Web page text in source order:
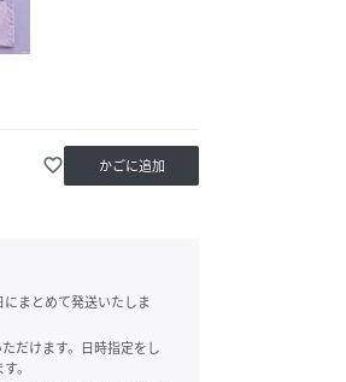
favorite_border かごに追加
まとめて発送いたしま
だけます。日時指定をし
。